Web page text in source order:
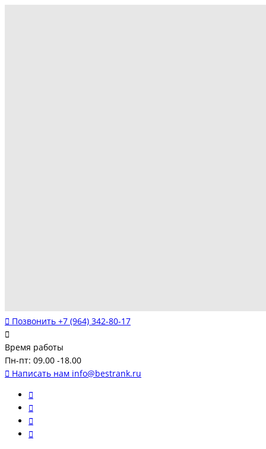
Позвонить +7 (964) 342-80-17
Время работы
Пн-пт: 09.00 -18.00
Написать нам info@bestrank.ru